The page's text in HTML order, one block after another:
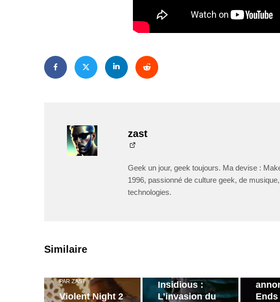
zast
Geek un jour, geek toujours. Ma devise :
1996, passionné de culture geek, de
technologies.
Similaire
PAR ZAST
Violent Night 2
Insidious :
L’invasion du